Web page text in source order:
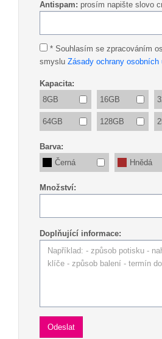
Antispam: prosím napište slovo
* Souhlasím se zpracováním
smyslu Zásady ochrany osobních
Kapacita:
8GB
16GB
64GB 128GB
Barva:
Černá
Hnědá
Množství:
Doplňující informace: